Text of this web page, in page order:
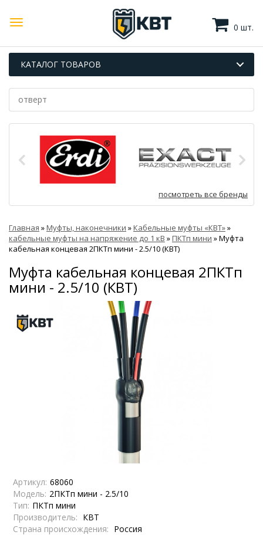
0 шт.
КАТАЛОГ ТОВАРОВ
посмотреть все бренды
Главная »Муфты, наконечники »Кабельные муфты «КВТ»»
кабельные муфты на напряжение до 1 кВ »ПКТп мини »Муфта
кабельная концевая 2ПКТп мини - 2.5/10 (КВТ)
Муфта кабельная концевая 2ПКТп
мини - 2.5/10 (КВТ)
Артикул: 68060
Модель: 2ПКТп мини - 2.5/10
Тип: ПКТп мини
Производитель: КВТ
Страна происхождения: Россия